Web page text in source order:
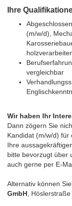
Ihre
(m/w/d),
vergleichbar
Wir haben Ihr
Dann zögern Sie
Kandidat (m/w/d) für
Ihre
bitte bevorzugt über
auch gerne per E-
Alternativ können
GmbH ,